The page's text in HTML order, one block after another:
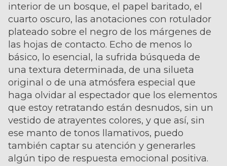
interior de un bosque, el papel baritado, el
cuarto oscuro, las anotaciones con rotulador
plateado sobre el negro de los márgenes de
las hojas de contacto. Echo de menos lo
básico, lo esencial, la sufrida búsqueda de
una textura determinada, de una silueta
original o de una atmósfera especial que
haga olvidar al espectador que los elementos
que estoy retratando están desnudos, sin un
vestido de atrayentes colores, y que así, sin
ese manto de tonos llamativos, puedo
también captar su atención y generarles
algún tipo de respuesta emocional positiva.